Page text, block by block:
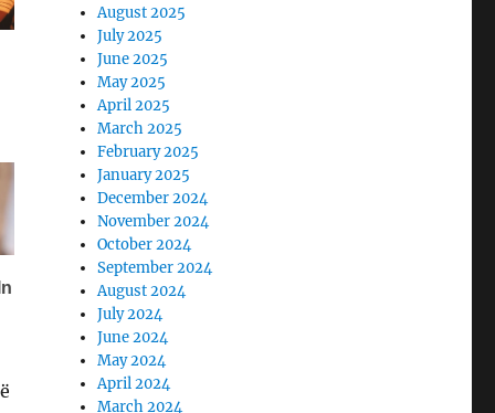
August 2025
July 2025
June 2025
May 2025
April 2025
March 2025
February 2025
January 2025
December 2024
November 2024
October 2024
September 2024
August 2024
July 2024
June 2024
May 2024
April 2024
March 2024